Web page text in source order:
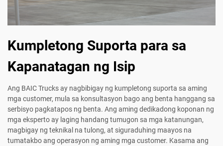
Kumpletong Suporta para sa
Kapanatagan ng Isip
Ang BAIC Trucks ay nagbibigay ng kumpletong suporta sa aming
mga customer, mula sa konsultasyon bago ang benta hanggang sa
serbisyo pagkatapos ng benta. Ang aming dedikadong koponan ng
mga eksperto ay laging handang tumugon sa mga katanungan,
magbigay ng teknikal na tulong, at siguraduhing maayos na
tumatakbo ang operasyon ng aming mga customer. Kasama ang